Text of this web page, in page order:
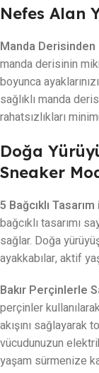
Nefes Alan
Manda
manda derisinin
boyunca
sağlıklı manda
rahatsızlıkları
Doğa
Sneaker
5 Bağcıklı
bağcıklı tasarımı
sağlar. Doğa
ayakkabılar, aktif
Bakır Perçinlerle
perçinler
akışını
vücudunuzun
yaşam sürmenize